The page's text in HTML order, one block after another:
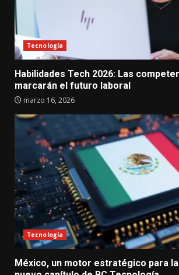
Tecnología
Habilidades Tech 2026: Las
marcarán el futuro laboral
marzo 16, 2026
Tecnología
México, un motor estratégico para